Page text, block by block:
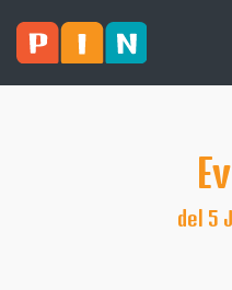
del 5